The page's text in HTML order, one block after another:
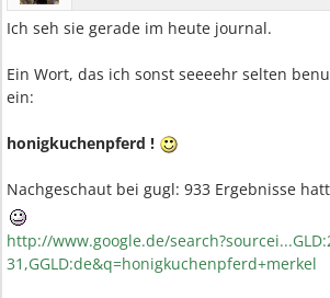
Ich seh sie gerade im heute journal.
Ein Wort, das ich sonst seeeehr selten
ein:
honigkuchenpferd !
Nachgeschaut bei gugl: 933 Ergebnisse
http://www.google.de/
31,GGLD:de&q=honigkuchenpferd+merkel